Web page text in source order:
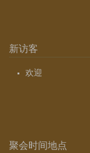
新访客
欢迎
聚会时间地点